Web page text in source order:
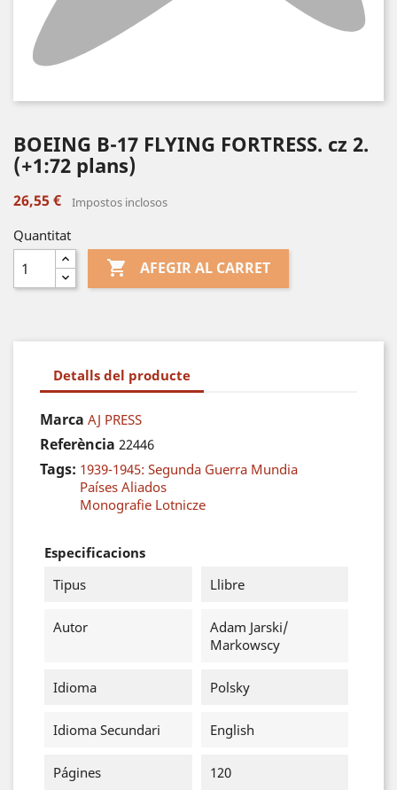
BOEING B-17 FLYING FORTRESS. cz 2.
(+1:72 plans)
26,55 € Impostos inclosos
Quantitat
 AFEGIR AL CARRET
Detalls del producte
Marca AJ PRESS
Referència 22446
Tags: 1939-1945: Segunda Guerra Mundia
Países Aliados
Monografie Lotnicze
Especificacions
Tipus
Llibre
Autor
Adam Jarski/
Markowscy
Idioma Polsky
Idioma Secundari English
Págines 120